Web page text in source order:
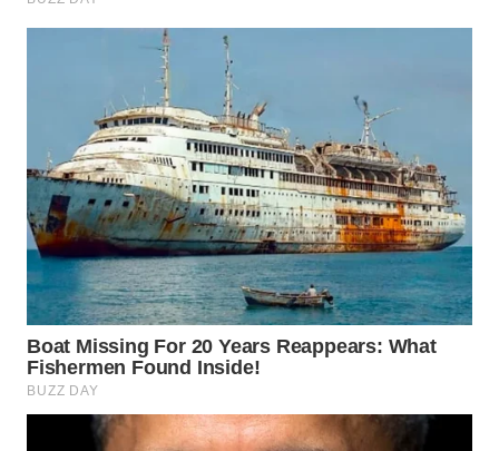
WN
SEMARANG
WN
SOLO
WN
BOROBUDUR
WN
MADURA